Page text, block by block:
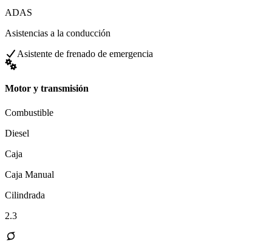
ADAS
Asistencias a la conducción
Asistente de frenado de emergencia
Motor y transmisión
Combustible
Diesel
Caja
Caja Manual
Cilindrada
2.3